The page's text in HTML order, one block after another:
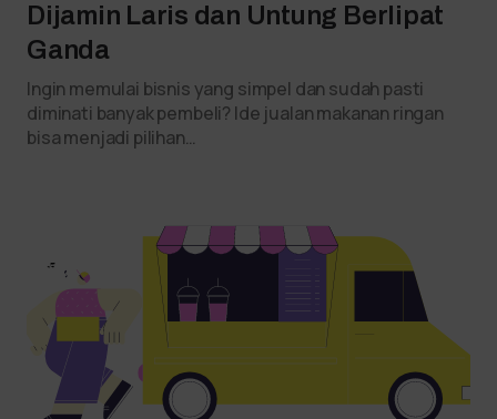
Dijamin Laris dan Untung Berlipat
Ganda
Ingin memulai bisnis yang simpel dan sudah pasti
diminati banyak pembeli? Ide jualan makanan ringan
bisa menjadi pilihan…